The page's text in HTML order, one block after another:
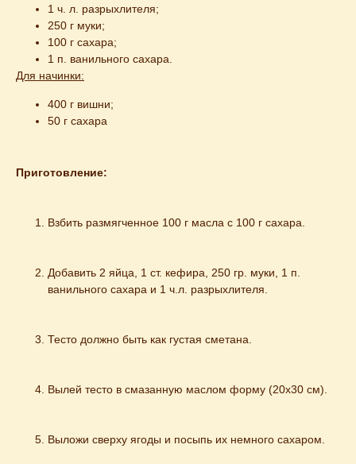
1 ч. л. разрыхлителя;
250 г муки;
100 г сахара;
1 п. ванильного сахара.
Для начинки:
400 г вишни;
50 г сахара
Приготовление:
Взбить размягченное 100 г масла с 100 г сахара.
Добавить 2 яйца, 1 ст. кефира, 250 гр. муки, 1 п.
ванильного сахара и 1 ч.л. разрыхлителя.
Тесто должно быть как густая сметана.
Вылей тесто в смазанную маслом форму (20х30 см).
Выложи сверху ягоды и посыпь их немного сахаром.